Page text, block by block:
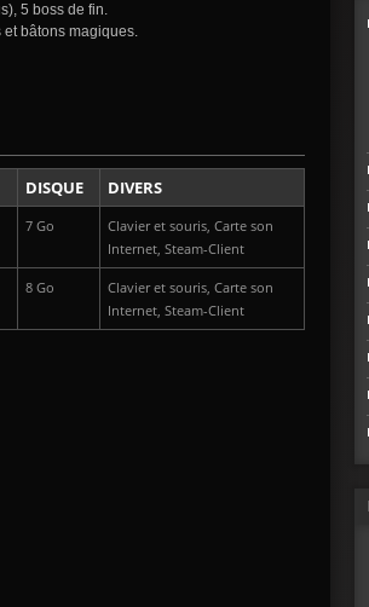
5 boss de fin.
et bâtons magiques.
DISQUE DIVERS
7 Go
Clavier et souris, Carte son
Internet, Steam-Client
8 Go
Clavier et souris, Carte son
Internet, Steam-Client